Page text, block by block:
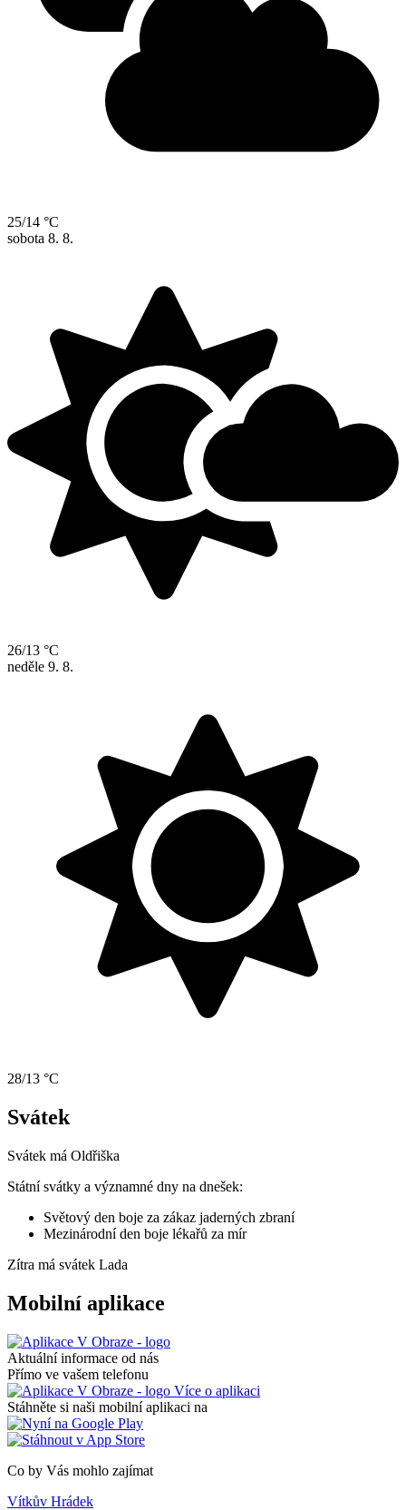
25/14 °C
sobota 8. 8.
26/13 °C
neděle 9. 8.
28/13 °C
Svátek
Svátek má Oldřiška
Státní svátky a významné dny na dnešek:
Světový den boje za zákaz jaderných zbraní
Mezinárodní den boje lékařů za mír
Zítra má svátek Lada
Mobilní aplikace
Aktuální informace od nás
Přímo ve vašem telefonu
Více o aplikaci
Stáhněte si naši mobilní aplikaci na
Co by Vás mohlo zajímat
Vítkův Hrádek